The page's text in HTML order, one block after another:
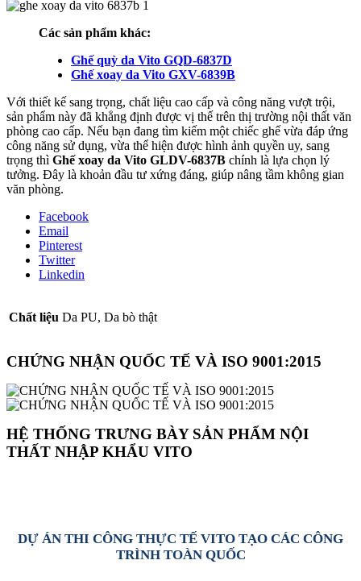
Các sản phẩm khác:
Ghế quỳ da Vito GQD-6837D
Ghế xoay da Vito GXV-6839B
Với thiết kế sang trọng, chất liệu cao cấp và công năng vượt trội,
sản phẩm này đã khẳng định được vị thế trên thị trường nội thất văn
phòng cao cấp. Nếu bạn đang tìm kiếm một chiếc ghế vừa đáp ứng
công năng sử dụng, vừa thể hiện được hình ảnh quyền uy, sang
trọng thì Ghế xoay da Vito GLDV-6837B chính là lựa chọn lý
tưởng. Đây là khoản đầu tư xứng đáng, giúp nâng tầm không gian
văn phòng.
Facebook
Email
Pinterest
Twitter
Linkedin
Chất liệu Da PU, Da bò thật
CHỨNG NHẬN QUỐC TẾ VÀ ISO 9001:2015
HỆ THỐNG TRƯNG BÀY SẢN PHẨM NỘI
THẤT NHẬP KHẨU VITO
DỰ ÁN THI CÔNG THỰC TẾ VITO TẠO CÁC CÔNG
TRÌNH TOÀN QUỐC